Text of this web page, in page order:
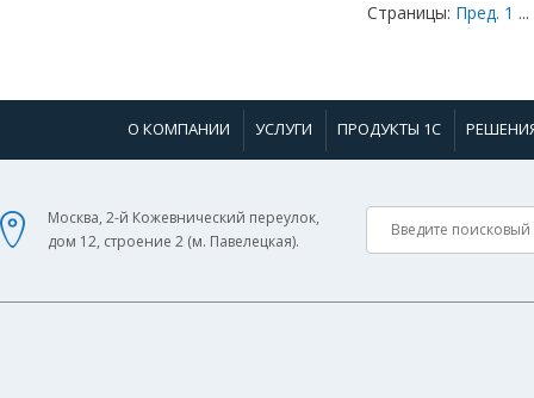
Страницы: Пред. 1 ...
О КОМПАНИИ УСЛУГИ ПРОДУКТЫ 1С
Москва, 2-й Кожевнический переулок,
дом 12, строение 2 (м. Павелецкая).